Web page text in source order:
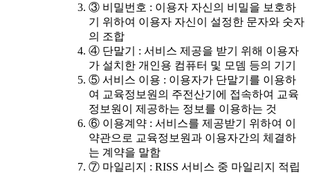
③ 비밀번호 : 이용자 자신의 비밀을 보호하
기 위하여 이용자 자신이 설정한 문자와 숫자
의 조합
④ 단말기 : 서비스 제공을 받기 위해 이용자
가 설치한 개인용 컴퓨터 및 모뎀 등의 기기
⑤ 서비스 이용 : 이용자가 단말기를 이용하
여 교육정보원의 주전산기에 접속하여 교육
정보원이 제공하는 정보를 이용하는 것
⑥ 이용계약 : 서비스를 제공받기 위하여 이
약관으로 교육정보원과 이용자간의 체결하
는 계약을 말함
⑦ 마일리지 : RISS 서비스 중 마일리지 적립